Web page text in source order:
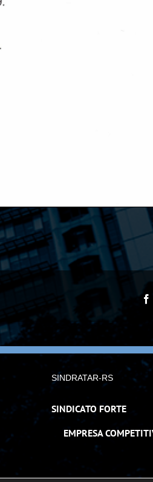
SINDRATAR-RS
SINDICATO FORTE
EMPRESA